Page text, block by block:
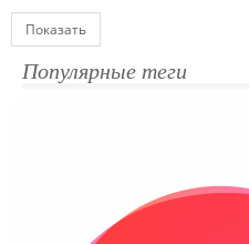
Показать
Популярные теги